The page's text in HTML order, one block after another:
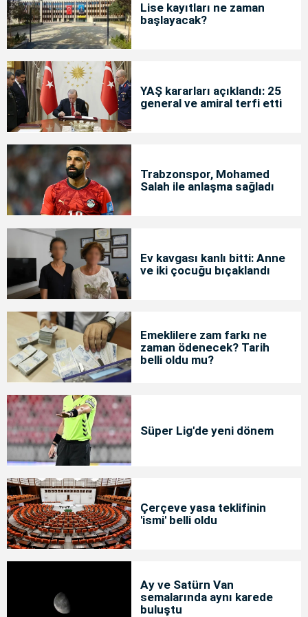
Lise kayıtları ne zaman
başlayacak?
YAŞ kararları açıklandı: 25
general ve amiral terfi etti
Trabzonspor, Mohamed
Salah ile anlaşma sağladı
Ev kavgası kanlı bitti: Anne
ve iki çocuğu bıçaklandı
Emeklilere zam farkı ne
zaman ödenecek? Tarih
belli oldu mu?
Süper Lig'de yeni dönem
Çerçeve yasa teklifinin
'ismi' belli oldu
Ay ve Satürn Van
semalarında aynı karede
buluştu